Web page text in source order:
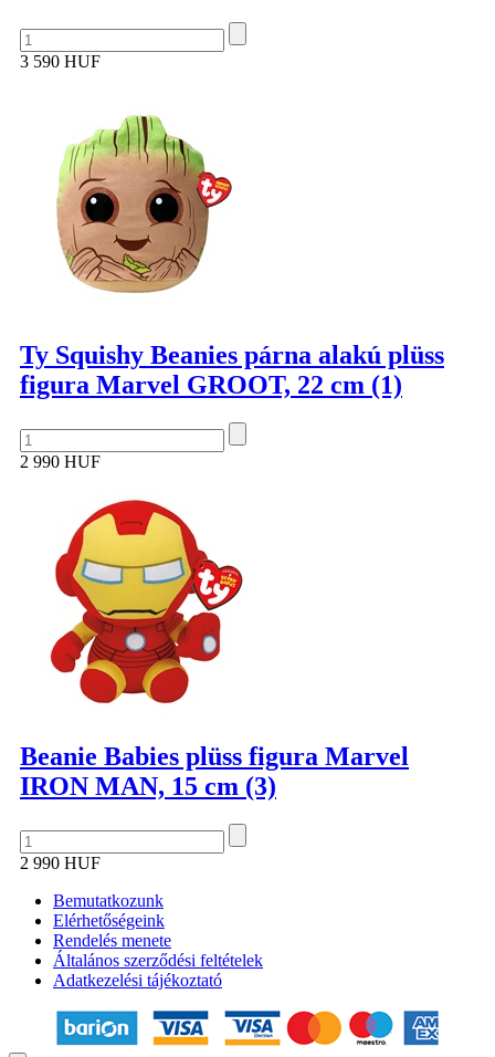
3 590 HUF
Ty Squishy Beanies párna alakú plüss
figura Marvel GROOT, 22 cm (1)
2 990 HUF
Beanie Babies plüss figura Marvel
IRON MAN, 15 cm (3)
2 990 HUF
Bemutatkozunk
Elérhetőségeink
Rendelés menete
Általános szerződési feltételek
Adatkezelési tájékoztató